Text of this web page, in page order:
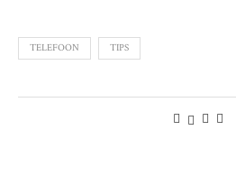
TELEFOON TIPS